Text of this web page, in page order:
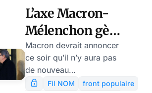
bureaucratie mondialiste.
Remplaçons la
délibération
démocratique (et les
débats sur le progrès de
la société) par une caste
de bureaucrates dévoués
L’axe Macron-
Mélenchon gèle
tout
gouvernement
avant le 9
Macron devrait annoncer
ce soir qu’il n’y aura pas
de nouveau
gouvernement avant la
Fil NOM
front populaire